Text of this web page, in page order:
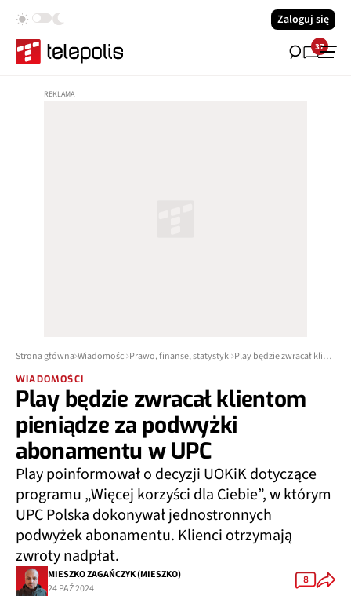
Zaloguj się
37
Strona główna Wiadomości Prawo, finanse, statystyki Play będzie zwracał klientom pieniądze za podwyżki abonamentu w UPC
WIADOMOŚCI
Play będzie zwracał klientom
pieniądze za podwyżki
abonamentu w UPC
Play poinformował o decyzji UOKiK dotyczące
programu „Więcej korzyści dla Ciebie”, w którym
UPC Polska dokonywał jednostronnych
podwyżek abonamentu. Klienci otrzymają
zwroty nadpłat.
MIESZKO ZAGAŃCZYK (MIESZKO)
24 PAŹ 2024
8